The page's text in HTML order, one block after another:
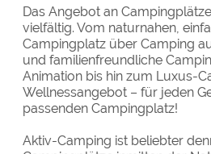
Das Angebot an
vielfältig. Vom naturnahen,
Campingplatz über Camping
und familienfreundliche
Animation bis hin zum Luxus-
Wellnessangebot – für jeden
passenden Campingplatz!
Aktiv-Camping ist beliebter